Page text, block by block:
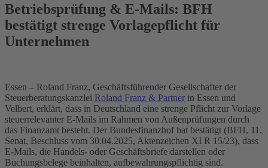
Betriebsprüfung & E-Mails: BFH
bestätigt strenge Vorlagepflicht für
Unternehmen
Essen – Roland Franz, Geschäftsführender Gesellschafter der
Steuerberatungskanzlei Roland Franz & Partner in Essen und
Velbert, erklärt, dass in Deutschland eine strenge Pflicht zur Vorlage
steuerrelevanter E-Mails im Rahmen von Außenprüfungen durch
das Finanzamt besteht. Der Bundesfinanzhof hat bestätigt (BFH, 11.
Senat, Beschluss vom 30.04.2025, Aktenzeichen XI R 15/23), dass
E-Mails, die Handels- oder Geschäftsbriefe darstellen oder
Buchungsbelege beinhalten, aufbewahrungspflichtig sind.